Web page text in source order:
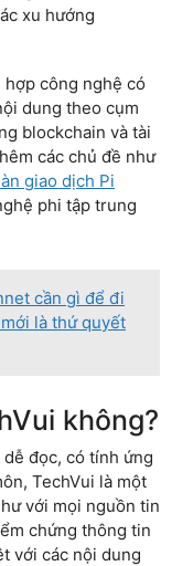
xu hướng
công nghệ có
dung theo cụm
blockchain và tài
các chủ đề như
giao dịch Pi
phi tập trung
cần gì để đi
là thứ quyết
không?
đọc, có tính ứng
TechVui là một
với mọi nguồn tin
chứng thông tin
với các nội dung